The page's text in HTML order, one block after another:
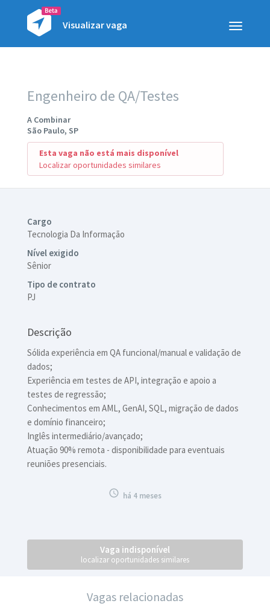
Toggle
Visualizar vaga
Engenheiro de QA/Testes
A Combinar
São Paulo, SP
Esta vaga não está mais disponível
Localizar oportunidades similares
Cargo
Tecnologia Da Informação
Nível exigido
Sênior
Tipo de contrato
PJ
Descrição
Sólida experiência em QA funcional/manual e validação de
dados;
Experiência em testes de API, integração e apoio a
testes de regressão;
Conhecimentos em AML, GenAI, SQL, migração de dados
e domínio financeiro;
Inglês intermediário/avançado;
Atuação 90% remota - disponibilidade para eventuais
reuniões presenciais.
 há 4 meses
Vaga indisponível
localizar oportunidades similares
Vagas relacionadas